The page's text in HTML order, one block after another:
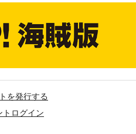
を発行する
トログイン